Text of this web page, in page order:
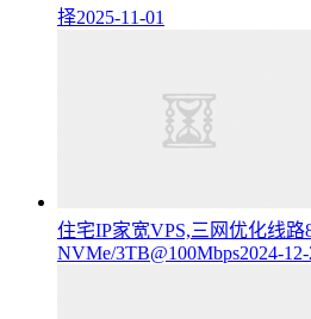
择2025-11-01
住宅IP家宽VPS,三网优化线路
NVMe/3TB@100Mbps2024-12-